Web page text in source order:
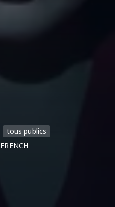
tous publics
FRENCH